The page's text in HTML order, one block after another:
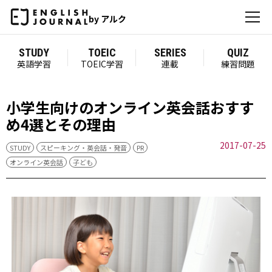
by アルク
STUDY
英語学習
TOEIC
TOEIC学習
SERIES
連載
QUIZ
練習問題
小学生向けのオンライン英会話おすす
め4選とその理由
STUDY スピーキング・英会話・発音
PR
オンライン英会話
子ども
2017-07-25